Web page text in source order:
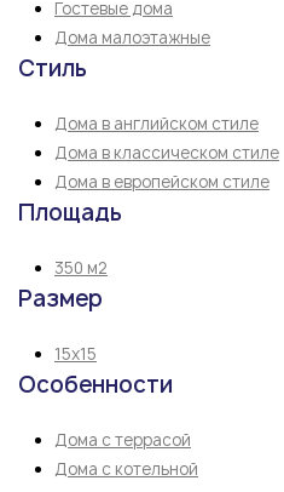
Гостевые дома
Дома малоэтажные
Стиль
Дома в английском стиле
Дома в классическом стиле
Дома в европейском стиле
Площадь
350 м2
Размер
15х15
Особенности
Дома с террасой
Дома с котельной